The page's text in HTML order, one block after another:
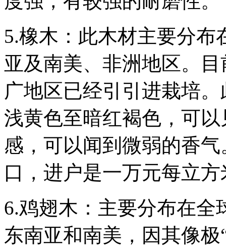
5.橡木：此木材主要分
亚及南美、非洲地区。
广地区已经引引进栽培
浅黄色至暗红褐色，可
感，可以闻到微弱的香
口，进户是一万元每立方
6.鸡翅木：主要分布在
东南亚和南美，因其像